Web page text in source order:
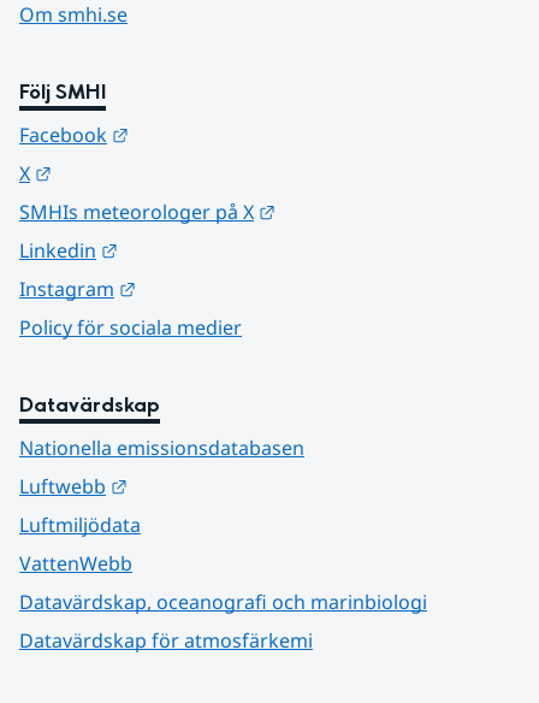
Om smhi.se
Följ SMHI
Facebook
X
SMHIs meteorologer på X
Linkedin
Instagram
Policy för sociala medier
Datavärdskap
Nationella emissionsdatabasen
Luftwebb
Luftmiljödata
VattenWebb
Datavärdskap, oceanografi och marinbiologi
Datavärdskap för atmosfärkemi